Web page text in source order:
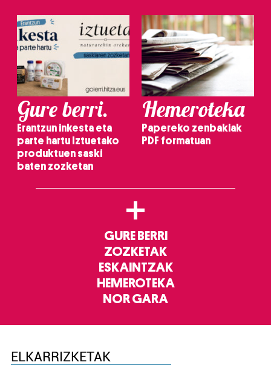
Gure berri.
Erantzun inkesta eta
parte hartu Iztuetako
produktuen saski
baten zozketan
Hemeroteka
Papereko zenbakiak
PDF formatuan
+
GURE BERRI
ZOZKETAK
ESKAINTZAK
HEMEROTEKA
NOR GARA
ELKARRIZKETAK